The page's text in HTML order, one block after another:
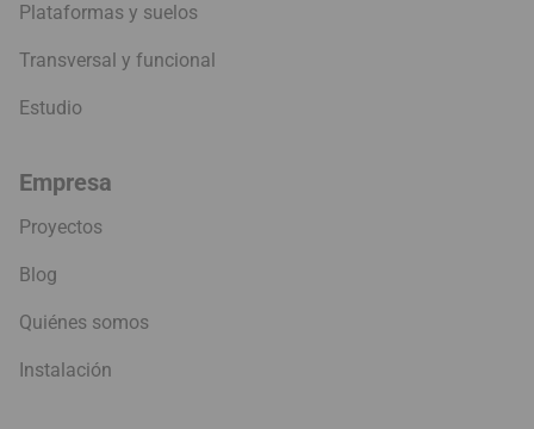
Plataformas y suelos
Transversal y funcional
Estudio
Empresa
Proyectos
Blog
Quiénes somos
Instalación